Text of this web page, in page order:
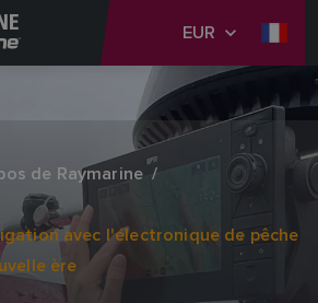
EUR
de Raymarine
avec l'électronique de pêche
ère